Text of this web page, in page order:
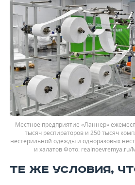
Местное предприятие «Ланнер»
тысяч респираторов и 250 тысяч
нестерильной одежды и одноразовых
и халатов
ТЕ ЖЕ УСЛОВИЯ,